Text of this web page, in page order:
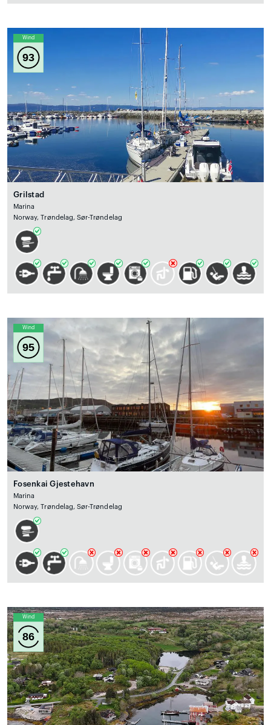
Wind
93
Grilstad
Marina
Norway, Trøndelag, Sør-Trøndelag
Wind
95
Fosenkai Gjestehavn
Marina
Norway, Trøndelag, Sør-Trøndelag
Wind
86